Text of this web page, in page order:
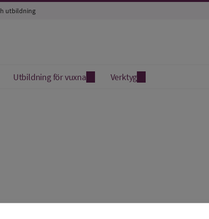
utbildning
Utbildning för vuxna Verktyg